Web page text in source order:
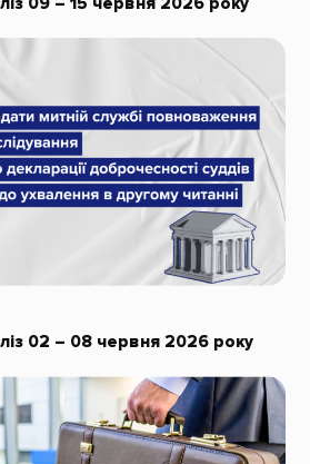
02 – 08 червня 2026 року